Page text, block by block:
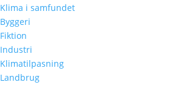
Klima i samfundet
Byggeri
Fiktion
Industri
Klimatilpasning
Landbrug